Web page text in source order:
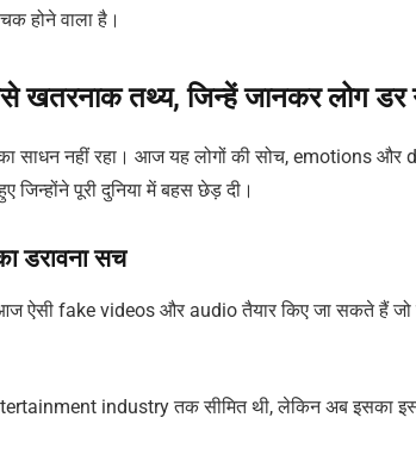
होने वाला है।
खतरनाक तथ्य, जिन्हें जानकर लोग डर
साधन नहीं रहा। आज यह लोगों की सोच, emotions और
जिन्होंने पूरी दुनिया में बहस छेड़ दी।
डरावना सच
ऐसी fake videos और audio तैयार किए जा सकते हैं
industry तक सीमित थी, लेकिन अब इसका